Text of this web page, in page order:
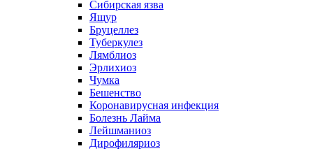
Сибирская язва
Ящур
Бруцеллез
Туберкулез
Лямблиоз
Эрлихиоз
Чумка
Бешенство
Коронавирусная инфекция
Болезнь Лайма
Лейшманиоз
Дирофиляриоз